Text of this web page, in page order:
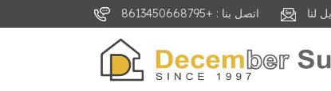
اتصل بنا : +8613450668795